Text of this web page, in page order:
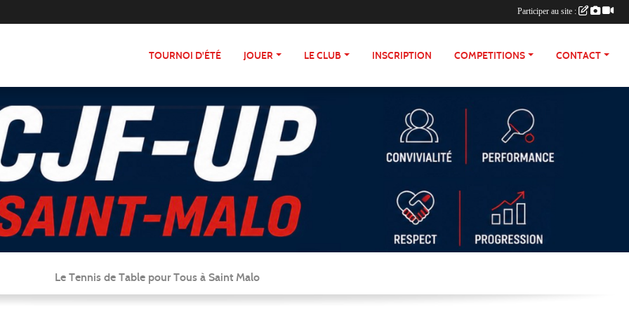
TOURNOI D'ÉTÉ JOUER LE CLUB INSCRIPTION COMPETITIONS CONTACT
Le Tennis de Table pour Tous à Saint Malo
Participer au site :